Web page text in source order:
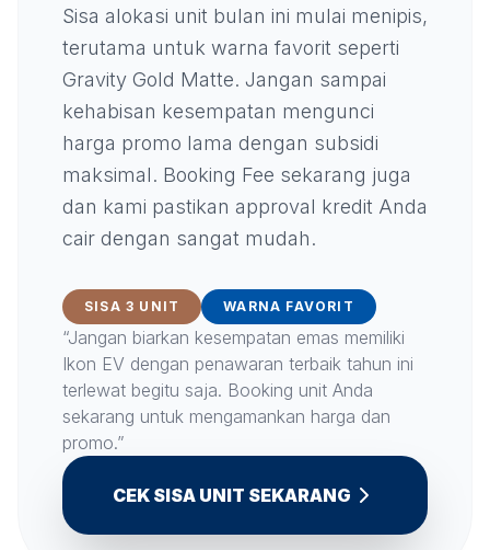
Sisa alokasi unit bulan ini mulai menipis,
terutama untuk warna favorit seperti
Gravity Gold Matte. Jangan sampai
kehabisan kesempatan mengunci
harga promo lama dengan subsidi
maksimal. Booking Fee sekarang juga
dan kami pastikan approval kredit Anda
cair dengan sangat mudah.
SISA 3 UNIT WARNA FAVORIT
“Jangan biarkan kesempatan emas memiliki
Ikon EV dengan penawaran terbaik tahun ini
terlewat begitu saja. Booking unit Anda
sekarang untuk mengamankan harga dan
promo.”
CEK SISA UNIT SEKARANG